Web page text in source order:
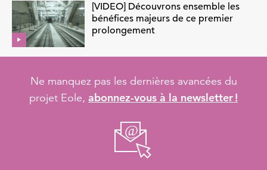
[VIDEO] Découvrons ensemble les
bénéfices majeurs de ce premier
prolongement
Ne manquez pas les dernières avancées du
projet Eole, abonnez-vous à la newsletter !